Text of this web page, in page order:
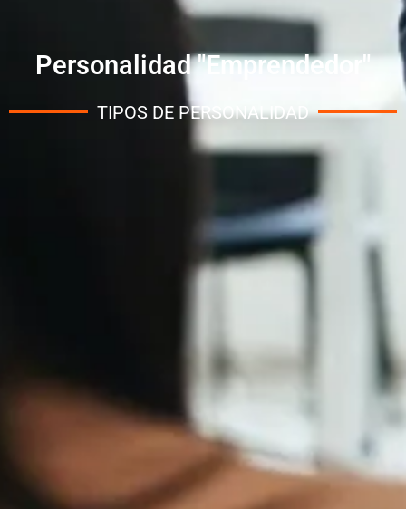
Personalidad "Emprendedor"
TIPOS DE PERSONALIDAD